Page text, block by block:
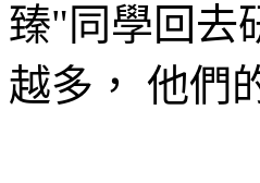
臻"同學回去
越多， 他們